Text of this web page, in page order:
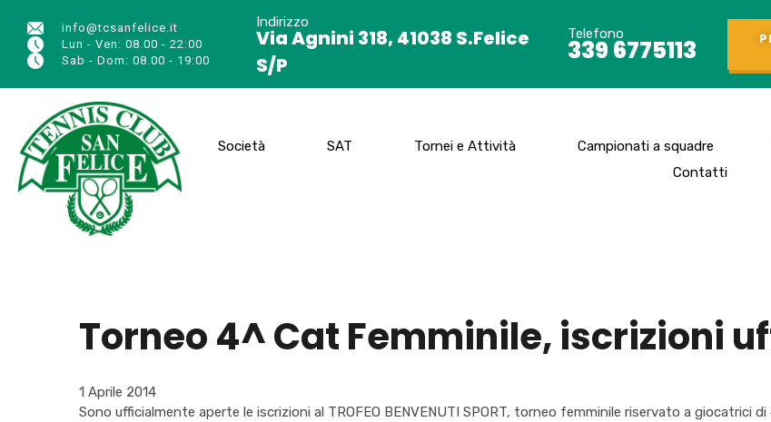
info@tcsanfelice.it
Lun - Ven: 08.00 - 22:00
Sab - Dom: 08.00 - 19:00
Indirizzo
Via Agnini 318, 41038 S.Felice
S/P
Telefono
339 6775113
Società SAT Tornei e Attività Campionati a squadre
Contatti
Torneo 4^ Cat Femminile, iscrizioni
1 Aprile 2014
Sono ufficialmente aperte le iscrizioni al TROFEO BENVENUTI SPORT, torneo femminile riservato a giocatrici